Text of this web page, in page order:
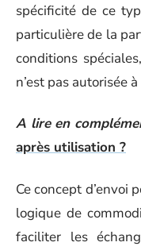
spécificité de ce
particulière de la
conditions
n’est pas autorisée
A lire en
après utilisation ?
Ce concept d’envoi
logique de
faciliter les